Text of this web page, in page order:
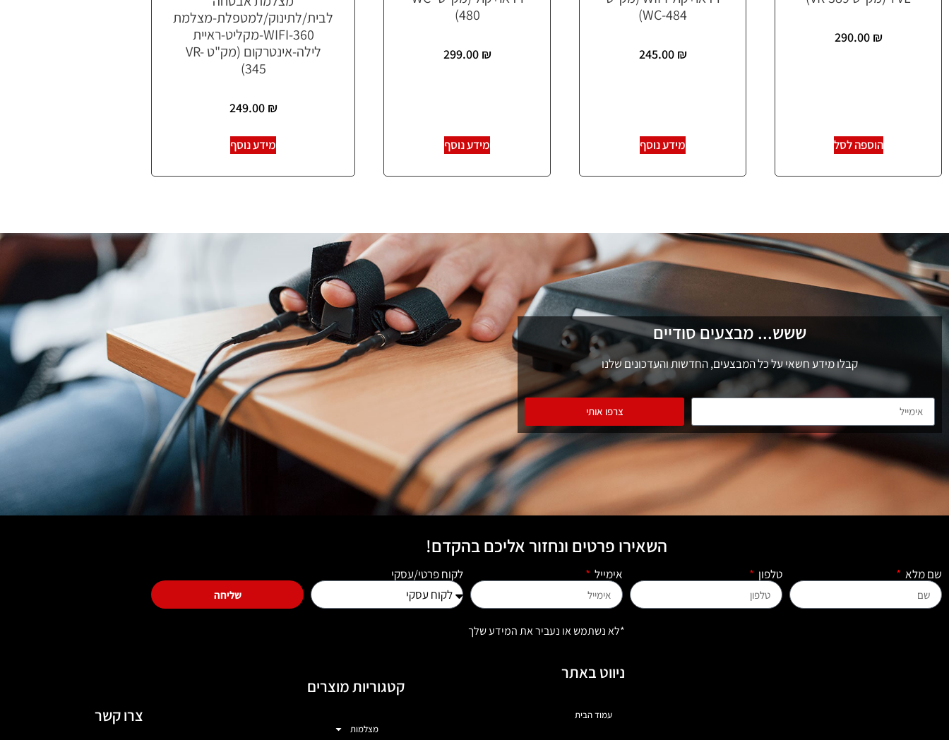
290.00 ₪
הוספה לסל
WC-484)
245.00 ₪
מידע נוסף
480)
299.00 ₪
מידע נוסף
לבית/לתינוק/למטפלת-מצלמת
360-WIFI-מקליט-ראיית
לילה-אינטרקום (מק"ט VR-
345)
249.00 ₪
מידע נוסף
ששש... מבצעים סודיים
קבלו מידע חשאי על כל המבצעים, החדשות והעדכונים שלנו
צרפו אותי
השאירו פרטים ונחזור אליכם בהקדם!
שם מלא טלפון אימייל לקוח פרטי/עסקי
שליחה
*לא נשתמש או נעביר את המידע שלך
ניווט באתר
עמוד הבית
קטגוריות מוצרים
מצלמות
צרו קשר